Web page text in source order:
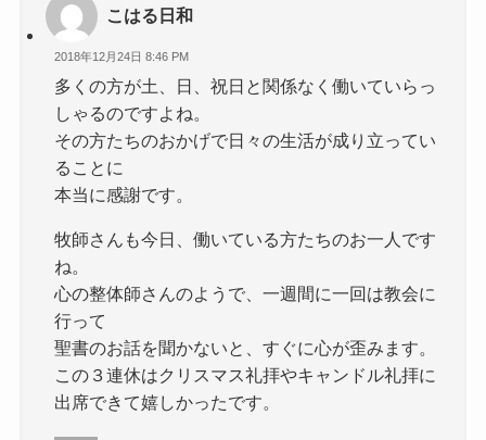
こはる日和
2018年12月24日 8:46 PM
多くの方が土、日、祝日と関係なく働いていらっ
しゃるのですよね。
その方たちのおかげで日々の生活が成り立ってい
ることに
本当に感謝です。
牧師さんも今日、働いている方たちのお一人です
ね。
心の整体師さんのようで、一週間に一回は教会に
行って
聖書のお話を聞かないと、すぐに心が歪みます。
この３連休はクリスマス礼拝やキャンドル礼拝に
出席できて嬉しかったです。